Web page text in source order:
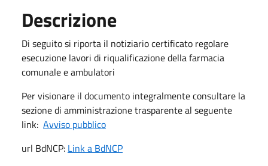
Descrizione
Di seguito si riporta il notiziario certificato regolare
esecuzione lavori di riqualificazione della farmacia
comunale e ambulatori
Per visionare il documento integralmente consultare la
sezione di amministrazione trasparente al seguente
link: Avviso pubblico
url BdNCP: Link a BdNCP